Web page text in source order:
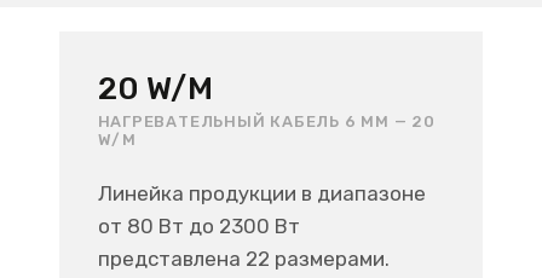
20 W/M
НАГРЕВАТЕЛЬНЫЙ КАБЕЛЬ 6 ММ — 20
W/M
Линейка продукции в диапазоне
от 80 Вт до 2300 Вт
представлена 22 размерами.